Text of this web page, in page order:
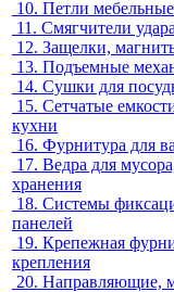
10. Петли мебельные
11. Смягчители удара
12. Защелки,
13. Подъемные
14. Сушки для
15. Сетчатые
кухни
16. Фурнитура для
17. Ведра для
хранения
18. Системы
панелей
19. Крепежная
крепления
20. Направляющие,